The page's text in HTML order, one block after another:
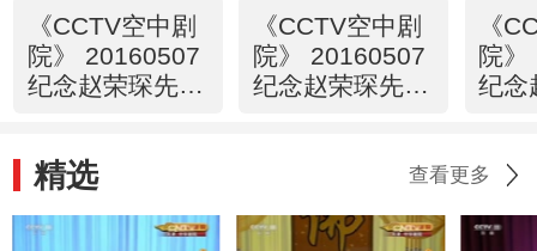
《CCTV空中剧
院》 20160507
纪念赵荣琛先生
《CCTV空中剧
院》 20160507
纪念赵荣琛先生
《
院》
纪念
谈）
精选 查看更多